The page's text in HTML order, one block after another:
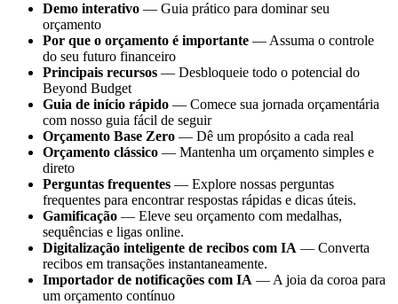
Demo interativo — Guia prático para dominar seu
orçamento
Por que o orçamento é importante — Assuma o controle
do seu futuro financeiro
Principais recursos — Desbloqueie todo o potencial do
Beyond Budget
Guia de início rápido — Comece sua jornada orçamentária
com nosso guia fácil de seguir
Orçamento Base Zero — Dê um propósito a cada real
Orçamento clássico — Mantenha um orçamento simples e
direto
Perguntas frequentes — Explore nossas perguntas
frequentes para encontrar respostas rápidas e dicas úteis.
Gamificação — Eleve seu orçamento com medalhas,
sequências e ligas online.
Digitalização inteligente de recibos com IA — Converta
recibos em transações instantaneamente.
Importador de notificações com IA — A joia da coroa para
um orçamento contínuo